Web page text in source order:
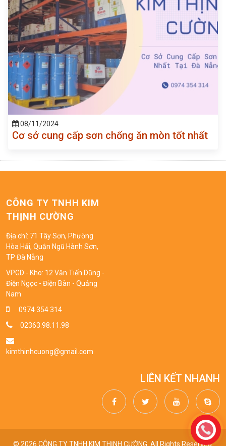
08/11/2024
Cơ sở cung cấp sơn chống ăn mòn tốt nhất
CÔNG TY TNHH KIM
THỊNH CƯỜNG
Địa chỉ: 71 Tây Sơn, Phường
Hòa Hải, Quận Ngũ Hành Sơn,
TP Đà Nẵng
VPGD - Kho: 12 Văn Tiến Dũng -
Điện Ngọc - Điện Bàn - Quảng
Nam
0974 354 314
02363.98.11.98
kimthinhcuong@gmail.com
LIÊN KẾT NHANH
© 2026 CÔNG TY TNHH KIM THỊNH CƯỜNG. All Rights Reserved.